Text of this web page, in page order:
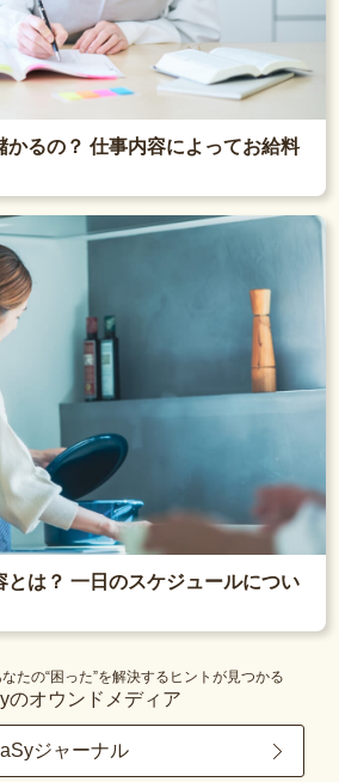
かるの？ 仕事内容によってお給料
とは？ 一日のスケジュールについ
たの“困った”を解決するヒントが見つかる
のオウンドメディア
ジャーナル